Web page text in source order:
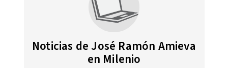
Noticias de José Ramón Amieva
en Milenio